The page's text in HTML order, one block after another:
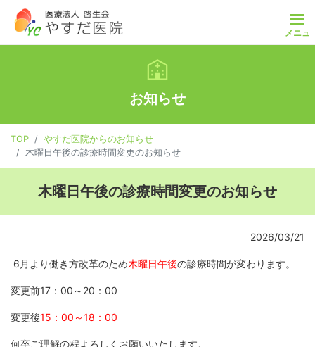
メニュ
TOP
お知らせ
交通アクセス
お知らせ
TOP
やすだ医院からのお知らせ
木曜日午後の診療時間変更のお知らせ
木曜日午後の診療時間変更のお知らせ
2026/03/21
6月より働き方改革のため木曜日午後の診療時間が変わります。
変更前17：00～20：00
変更後15：00～18：00
何卒ご理解の程よろしくお願いいたします。